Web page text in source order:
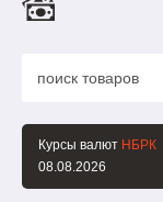
Курсы валют НБРК
08.08.2026